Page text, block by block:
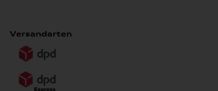
Versandarten